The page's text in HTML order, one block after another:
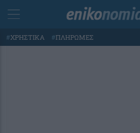
#ΧΡΗΣΤΙΚΑ #ΠΛΗΡΩΜΕΣ